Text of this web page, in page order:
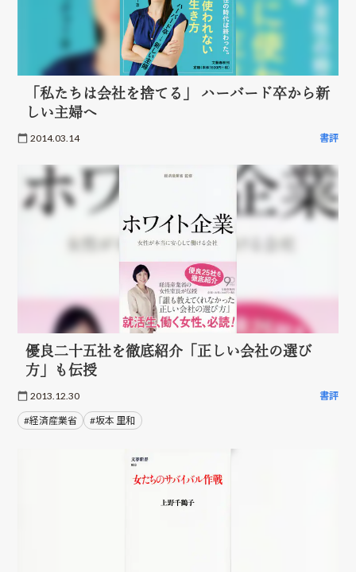
「私たちは会社を捨てる」 ハーバード卒から新
しい主婦へ
2014.03.14 書評
優良二十五社を徹底紹介「正しい会社の選び
方」も伝授
2013.12.30 書評
#経済産業省 #坂本 里和